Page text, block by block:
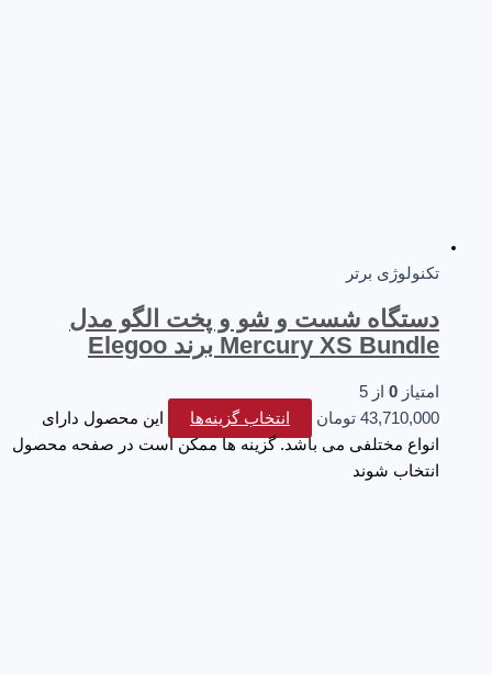
تکنولوژی برتر
دستگاه شست و شو و پخت الگو مدل
Mercury XS Bundle برند Elegoo
امتیاز 0 از 5
43,710,000 تومان انتخاب گزینه‌ها
این محصول دارای
انواع مختلفی می باشد. گزینه ها ممکن است در صفحه محصول
انتخاب شوند